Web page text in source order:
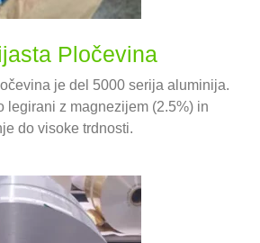
Pločevina
je del 5000 serija aluminija.
legirani z magnezijem (2.5%) in
do visoke trdnosti.